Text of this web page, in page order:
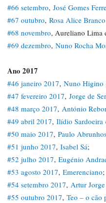
#66 setembro, José Gomes
#67 outubro, Rosa Alice Branco
#68 novembro, Aureliano Lima
#69 dezembro, Nuno Rocha
Ano 2017
#46 janeiro 2017, Nuno Higino
#47 fevereiro 2017, Jorge de
#48 março 2017, António
#49 abril 2017, Ilídio Sardoeira
#50 maio 2017, Paulo
#51 junho 2017, Isabel Sá;
#52 julho 2017, Eugénio
#53 agosto 2017, Emerenciano;
#54 setembro 2017, Artur Jorge
#55 outubro 2017, Teo – o cão